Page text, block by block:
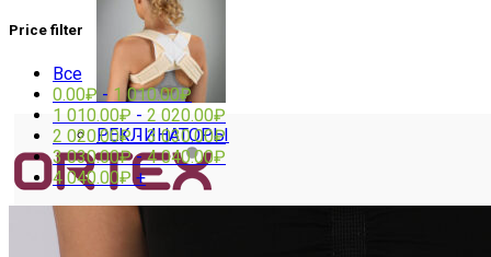
РЕКЛИНАТОРЫ
Price filter
Все
0.00₽ - 1 010.00₽
1 010.00₽ - 2 020.00₽
2 020.00₽- 3 030.00₽
3 030.00₽-4 040.00₽
4 040.00₽+